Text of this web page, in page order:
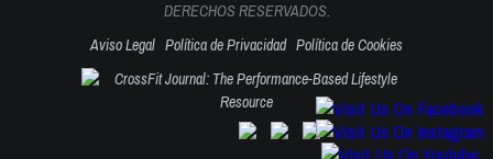
DERECHOS RESERVADOS.
Aviso Legal Política de Privacidad Política de Cookies